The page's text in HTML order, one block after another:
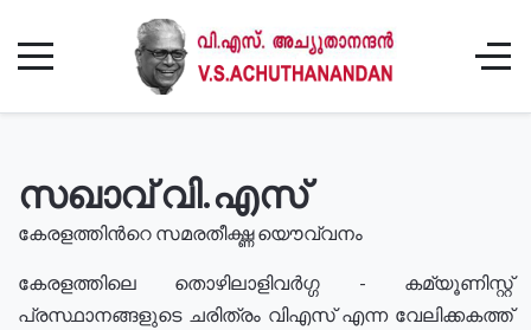
സഖാവ് വി.എസ്
കേരളത്തിൻറെ സമരതീക്ഷ്ണ യൌവ്വനം
കേരളത്തിലെ തൊഴിലാളിവർഗ്ഗ - കമ്യൂണിസ്റ്റ്
പ്രസ്ഥാനങ്ങളുടെ ചരിത്രം വിഎസ് എന്ന വേലിക്കകത്ത്